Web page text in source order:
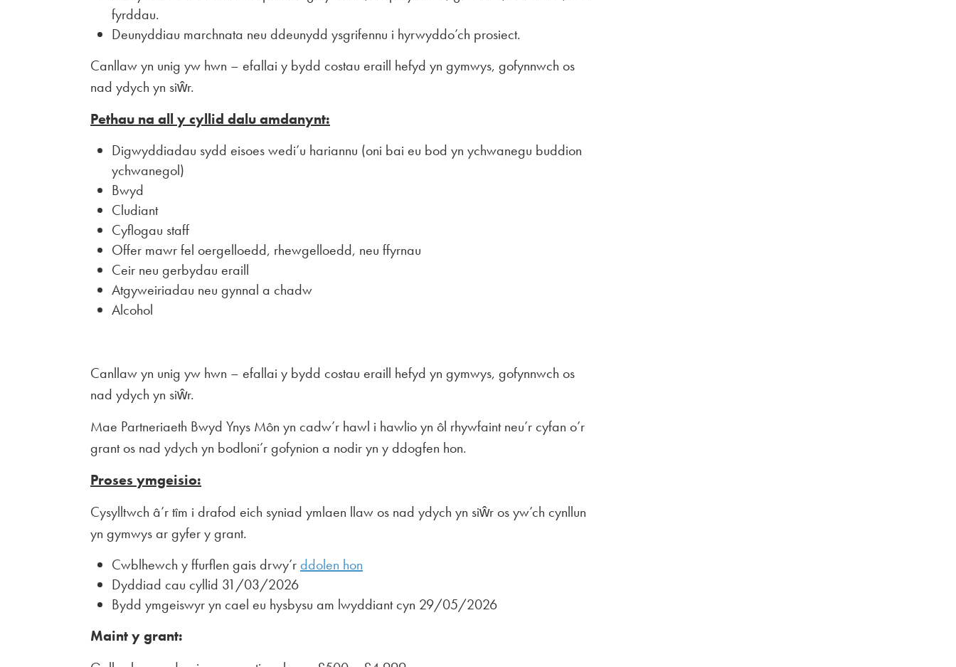
fyrddau.
Deunyddiau marchnata neu ddeunydd ysgrifennu i hyrwyddo’ch prosiect.
Canllaw yn unig yw hwn – efallai y bydd costau eraill hefyd yn gymwys, gofynnwch os
nad ydych yn siŵr.
Pethau na all y cyllid dalu amdanynt:
Digwyddiadau sydd eisoes wedi’u hariannu (oni bai eu bod yn ychwanegu buddion
ychwanegol)
Bwyd
Cludiant
Cyflogau staff
Offer mawr fel oergelloedd, rhewgelloedd, neu ffyrnau
Ceir neu gerbydau eraill
Atgyweiriadau neu gynnal a chadw
Alcohol
Canllaw yn unig yw hwn – efallai y bydd costau eraill hefyd yn gymwys, gofynnwch os
nad ydych yn siŵr.
Mae Partneriaeth Bwyd Ynys Môn yn cadw’r hawl i hawlio yn ôl rhywfaint neu’r cyfan o’r
grant os nad ydych yn bodloni’r gofynion a nodir yn y ddogfen hon.
Proses ymgeisio:
Cysylltwch â’r tîm i drafod eich syniad ymlaen llaw os nad ydych yn siŵr os yw’ch cynllun
yn gymwys ar gyfer y grant.
Cwblhewch y ffurflen gais drwy’r ddolen hon
Dyddiad cau cyllid 31/03/2026
Bydd ymgeiswyr yn cael eu hysbysu am lwyddiant cyn 29/05/2026
Maint y grant: